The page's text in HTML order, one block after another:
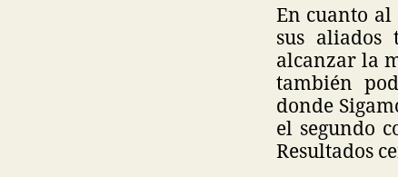
En cuanto al
sus aliados
alcanzar la
también
donde
el segundo
Resultados